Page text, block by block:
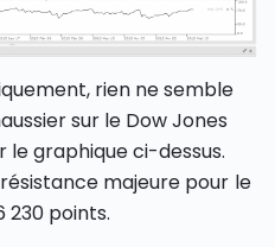
rien ne semble
sur le Dow Jones
graphique ci-dessus.
majeure pour le
230 points.